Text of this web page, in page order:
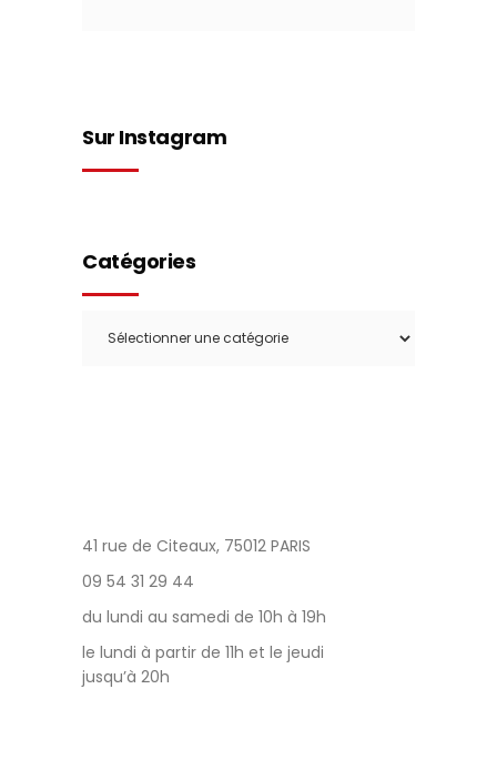
Sur Instagram
Catégories
41 rue de Citeaux, 75012 PARIS
09 54 31 29 44
du lundi au samedi de 10h à 19h
le lundi à partir de 11h et le jeudi
jusqu’à 20h